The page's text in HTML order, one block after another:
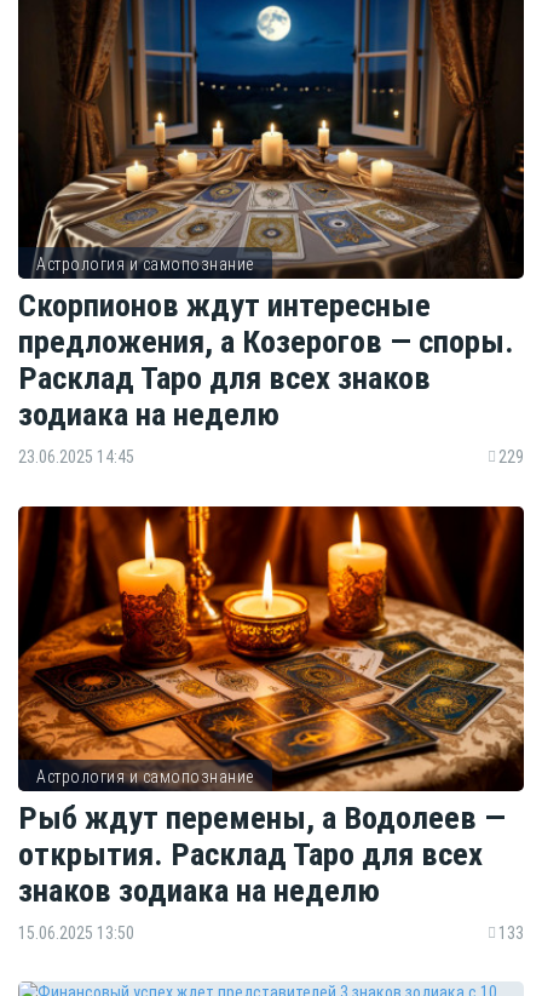
Астрология и самопознание
Скорпионов ждут интересные
предложения, а Козерогов — споры.
Расклад Таро для всех знаков
зодиака на неделю
23.06.2025 14:45 229
Астрология и самопознание
Рыб ждут перемены, а Водолеев —
открытия. Расклад Таро для всех
знаков зодиака на неделю
15.06.2025 13:50 133